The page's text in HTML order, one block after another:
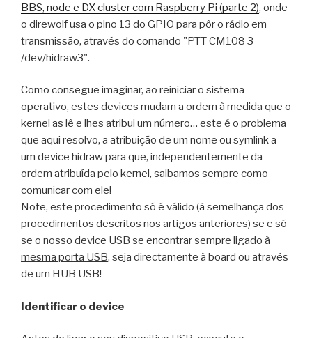
BBS, node e DX cluster com Raspberry Pi (parte 2), onde
o direwolf usa o pino 13 do GPIO para pôr o rádio em
transmissão, através do comando "PTT CM108 3
/dev/hidraw3".
Como consegue imaginar, ao reiniciar o sistema
operativo, estes devices mudam a ordem à medida que o
kernel as lê e lhes atribui um número… este é o problema
que aqui resolvo, a atribuição de um nome ou symlink a
um device hidraw para que, independentemente da
ordem atribuída pelo kernel, saibamos sempre como
comunicar com ele!
Note, este procedimento só é válido (à semelhança dos
procedimentos descritos nos artigos anteriores) se e só
se o nosso device USB se encontrarsempre ligado à
mesma porta USB, seja directamente à board ou através
de um HUB USB!
Identificar o device